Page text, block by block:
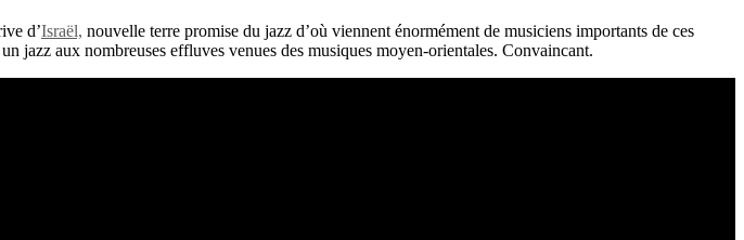
d’Israël, nouvelle terre promise du jazz d’où viennent énormément de musiciens importants de ces
jazz aux nombreuses effluves venues des musiques moyen-orientales. Convaincant.